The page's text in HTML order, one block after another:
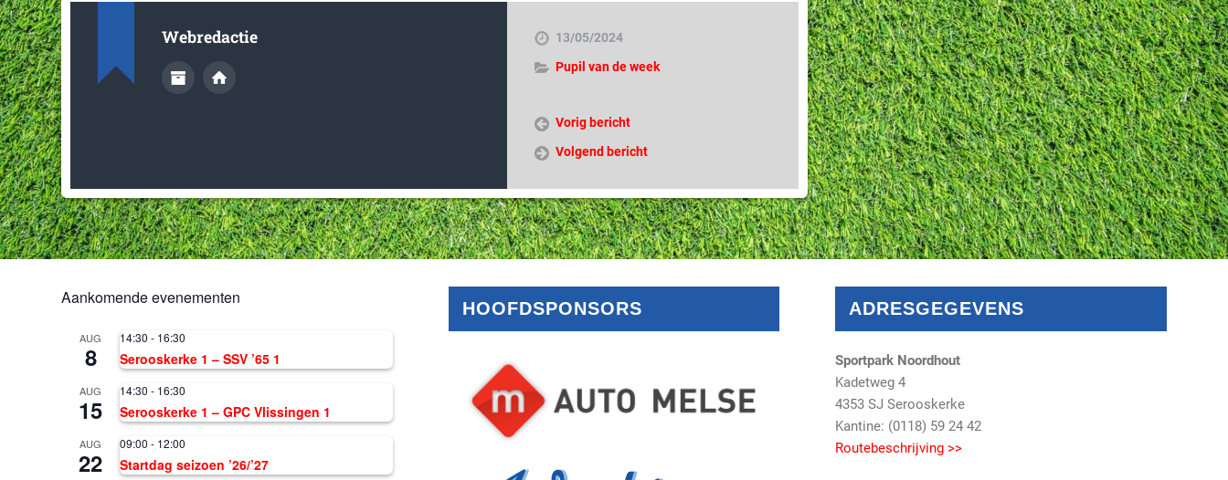
Webredactie
13/05/2024
Pupil van de week
Vorig bericht
Volgend bericht
Aankomende evenementen
AUG
8
14:30 - 16:30
Serooskerke 1 – SSV ’65 1
AUG
15
14:30 - 16:30
Serooskerke 1 – GPC Vlissingen 1
AUG
22
09:00 - 12:00
Startdag seizoen ’26/’27
HOOFDSPONSORS ADRESGEGEVENS
Sportpark Noordhout
Kadetweg 4
4353 SJ Serooskerke
Kantine: (0118) 59 24 42
Routebeschrijving >>